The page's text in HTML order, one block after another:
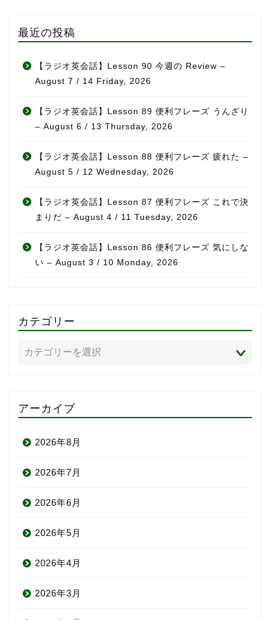
最近の投稿
【ラジオ英会話】Lesson 90 今週の Review –
August 7 / 14 Friday, 2026
【ラジオ英会話】Lesson 89 便利フレーズ うんざり
– August 6 / 13 Thursday, 2026
【ラジオ英会話】Lesson 88 便利フレーズ 疲れた –
August 5 / 12 Wednesday, 2026
【ラジオ英会話】Lesson 87 便利フレーズ これで決
まりだ – August 4 / 11 Tuesday, 2026
【ラジオ英会話】Lesson 86 便利フレーズ 気にしな
い – August 3 / 10 Monday, 2026
カテゴリー
アーカイブ
2026年8月
2026年7月
2026年6月
2026年5月
2026年4月
2026年3月